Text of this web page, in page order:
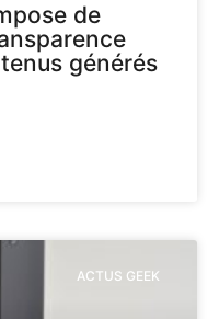
de
générés
ACTUS GEEK